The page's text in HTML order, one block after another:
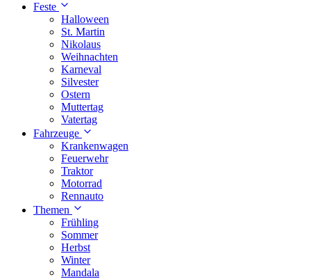
Feste
Halloween
St. Martin
Nikolaus
Weihnachten
Karneval
Silvester
Ostern
Muttertag
Vatertag
Fahrzeuge
Krankenwagen
Feuerwehr
Traktor
Motorrad
Rennauto
Themen
Frühling
Sommer
Herbst
Winter
Mandala